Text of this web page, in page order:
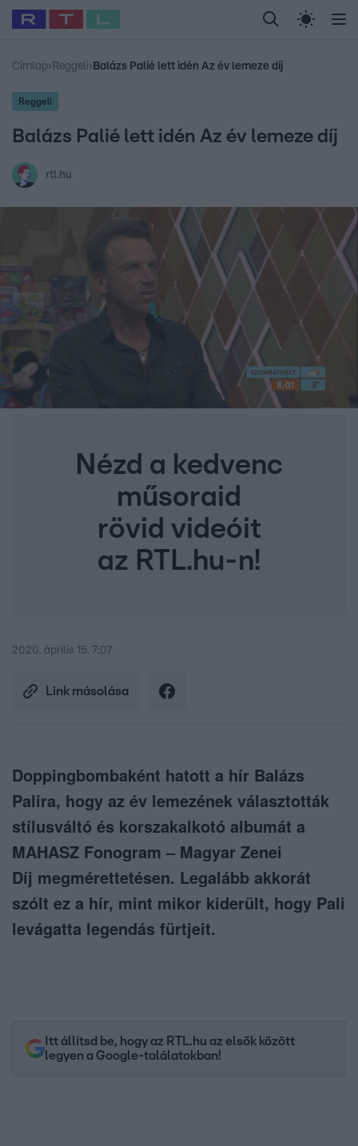
Legfrissebb RTL Híradó Randi Celeb vagyok,
Babits Marcella Most Wanted Gallusz
Címlap› Reggeli› Balázs Palié lett idén Az év lemeze díj
Reggeli
Balázs Palié lett idén Az év lemeze díj
rtl.hu
Nézd a kedvenc
műsoraid
rövid videóit
az RTL.hu-n!
2020. április 15. 7:07
Link másolása
Doppingbombaként hatott a hír Balázs
Palira, hogy az év lemezének választották
stílusváltó és korszakalkotó albumát a
MAHASZ Fonogram – Magyar Zenei
Díj megmérettetésen. Legalább akkorát
szólt ez a hír, mint mikor kiderült, hogy Pali
levágatta legendás fürtjeit.
Itt állítsd be, hogy az RTL.hu az elsők között
legyen a Google-találatokban!